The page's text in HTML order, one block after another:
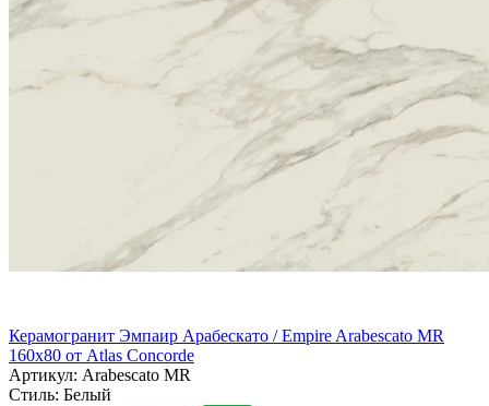
Керамогранит Эмпаир Арабескато / Empire Arabescato MR
160x80 от Atlas Concorde
Артикул: Arabescato MR
Стиль: Белый